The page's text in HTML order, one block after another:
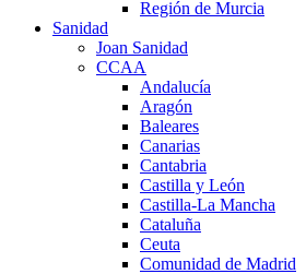
Región de Murcia
Sanidad
Joan Sanidad
CCAA
Andalucía
Aragón
Baleares
Canarias
Cantabria
Castilla y León
Castilla-La Mancha
Cataluña
Ceuta
Comunidad de Madrid